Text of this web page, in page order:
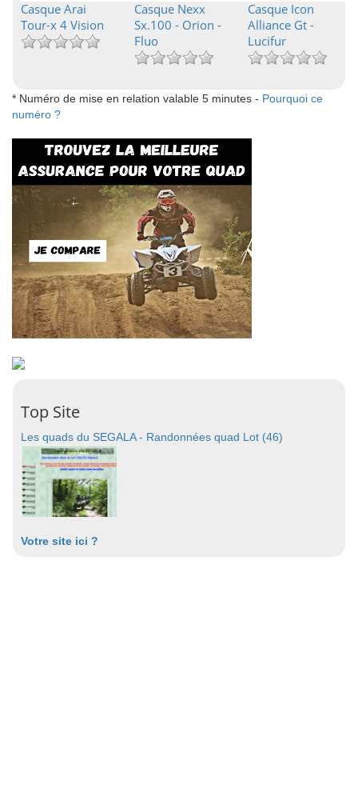
Casque Arai
Tour-x 4 Vision
Casque Nexx
Sx.100 - Orion -
Fluo
Casque Icon
Alliance Gt -
Lucifur
* Numéro de mise en relation valable 5 minutes - Pourquoi ce
numéro ?
Top Site
Les quads du SEGALA - Randonnées quad Lot (46)
Votre site ici ?